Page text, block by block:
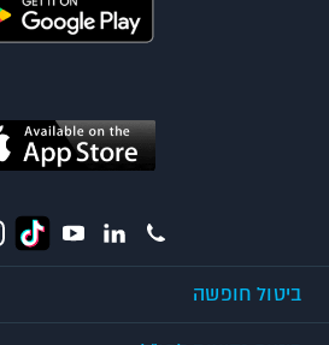
ביטול חופשה